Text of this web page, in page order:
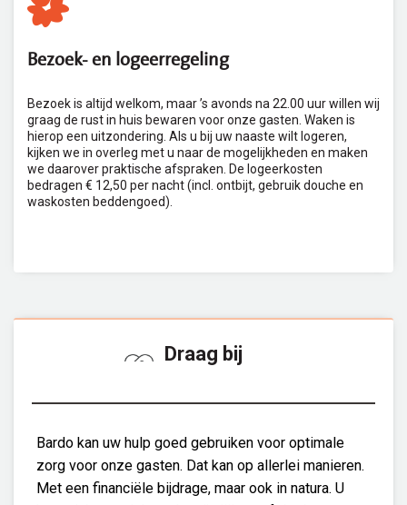
Bezoek- en logeerregeling
Bezoek is altijd welkom, maar ’s avonds na 22.00 uur willen wij
graag de rust in huis bewaren voor onze gasten. Waken is
hierop een uitzondering. Als u bij uw naaste wilt logeren,
kijken we in overleg met u naar de mogelijkheden en maken
we daarover praktische afspraken. De logeerkosten
bedragen € 12,50 per nacht (incl. ontbijt, gebruik douche en
waskosten beddengoed).
Draag bij
Bardo kan uw hulp goed gebruiken voor optimale
zorg voor onze gasten. Dat kan op allerlei manieren.
Met een financiële bijdrage, maar ook in natura. U